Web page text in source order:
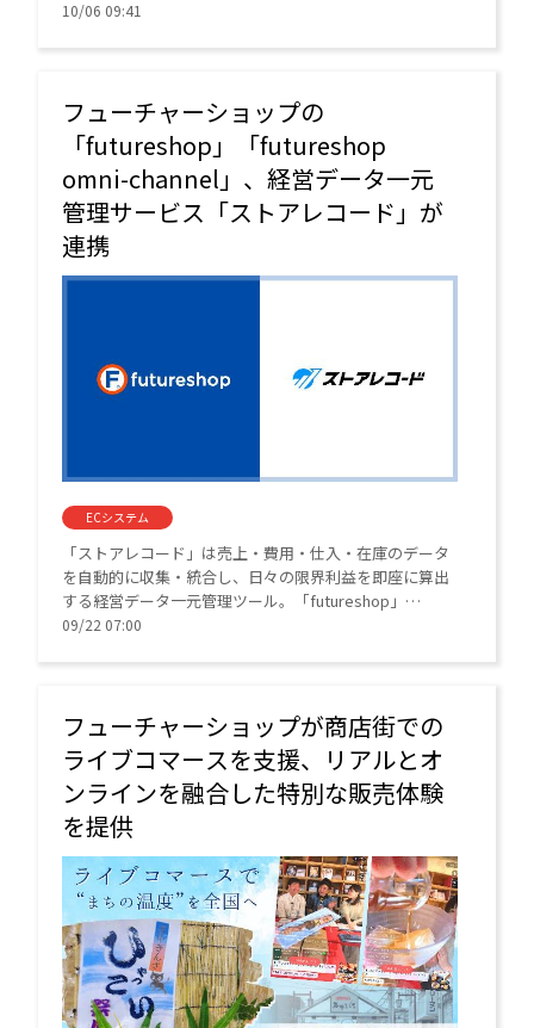
施策を実現できるようになる。
10/06 09:41
フューチャーショップの
「futureshop」「futureshop
omni-channel」、経営データ一元
管理サービス「ストアレコード」が
連携
ECシステム
「ストアレコード」は売上・費用・仕入・在庫のデータ
を自動的に収集・統合し、日々の限界利益を即座に算出
する経営データ一元管理ツール。「futureshop」
「futureshop omni-channel」を利用中のEC事業者は、
09/22 07:00
フューチャーショップが商店街での
ライブコマースを支援、リアルとオ
ンラインを融合した特別な販売体験
を提供